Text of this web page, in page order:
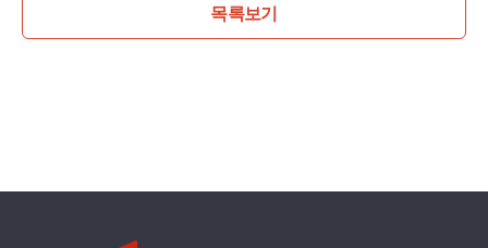
목록보기